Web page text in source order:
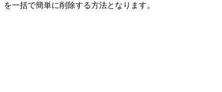
を一括で簡単に削除する方法となります。